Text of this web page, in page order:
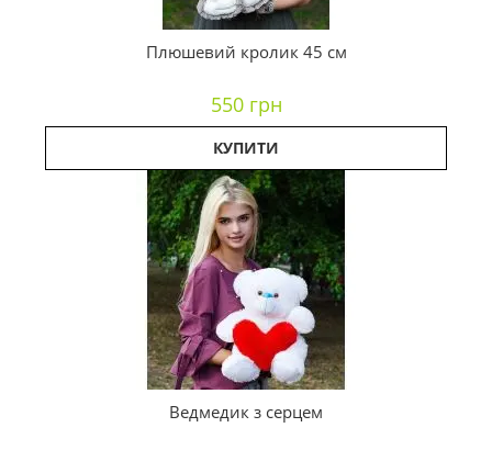
Плюшевий кролик 45 см
550 грн
КУПИТИ
Ведмедик з серцем